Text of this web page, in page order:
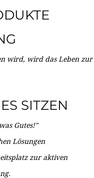
wird, wird das Leben zur
SITZEN
Gutes!"
Lösungen
zur aktiven